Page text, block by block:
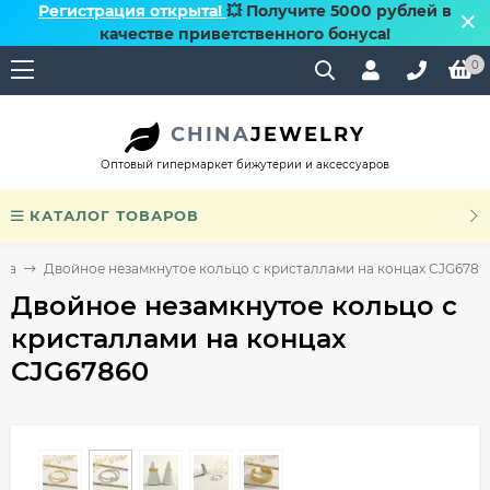
Регистрация открыта! 💥 Получите 5000 рублей в
качестве приветственного бонуса!
0
CHINAJEWELRY
Оптовый гипермаркет бижутерии и аксессуаров
КАТАЛОГ ТОВАРОВ
Двойное незамкнутое кольцо с кристаллами на концах
Двойное незамкнутое кольцо с
кристаллами на концах
CJG67860